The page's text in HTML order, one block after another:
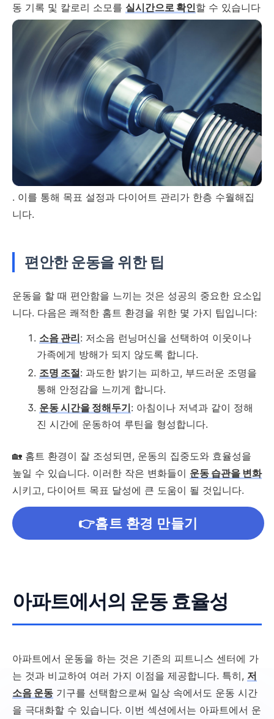
동 기록 및 칼로리 소모를 실시간으로 확인할 수 있습니다
. 이를 통해 목표 설정과 다이어트 관리가 한층 수월해집
니다.
편안한 운동을 위한 팁
운동을 할 때 편안함을 느끼는 것은 성공의 중요한 요소입
니다. 다음은 쾌적한 홈트 환경을 위한 몇 가지 팁입니다:
소음 관리: 저소음 런닝머신을 선택하여 이웃이나
가족에게 방해가 되지 않도록 합니다.
조명 조절: 과도한 밝기는 피하고, 부드러운 조명을
통해 안정감을 느끼게 합니다.
운동 시간을 정해두기: 아침이나 저녁과 같이 정해
진 시간에 운동하여 루틴을 형성합니다.
🏡 홈트 환경이 잘 조성되면, 운동의 집중도와 효율성을
높일 수 있습니다. 이러한 작은 변화들이 운동 습관을 변화
시키고, 다이어트 목표 달성에 큰 도움이 될 것입니다.
👉홈트 환경 만들기
아파트에서의 운동 효율성
아파트에서 운동을 하는 것은 기존의 피트니스 센터에 가
는 것과 비교하여 여러 가지 이점을 제공합니다. 특히, 저
소음 운동 기구를 선택함으로써 일상 속에서도 운동 시간
을 극대화할 수 있습니다. 이번 섹션에서는 아파트에서 운